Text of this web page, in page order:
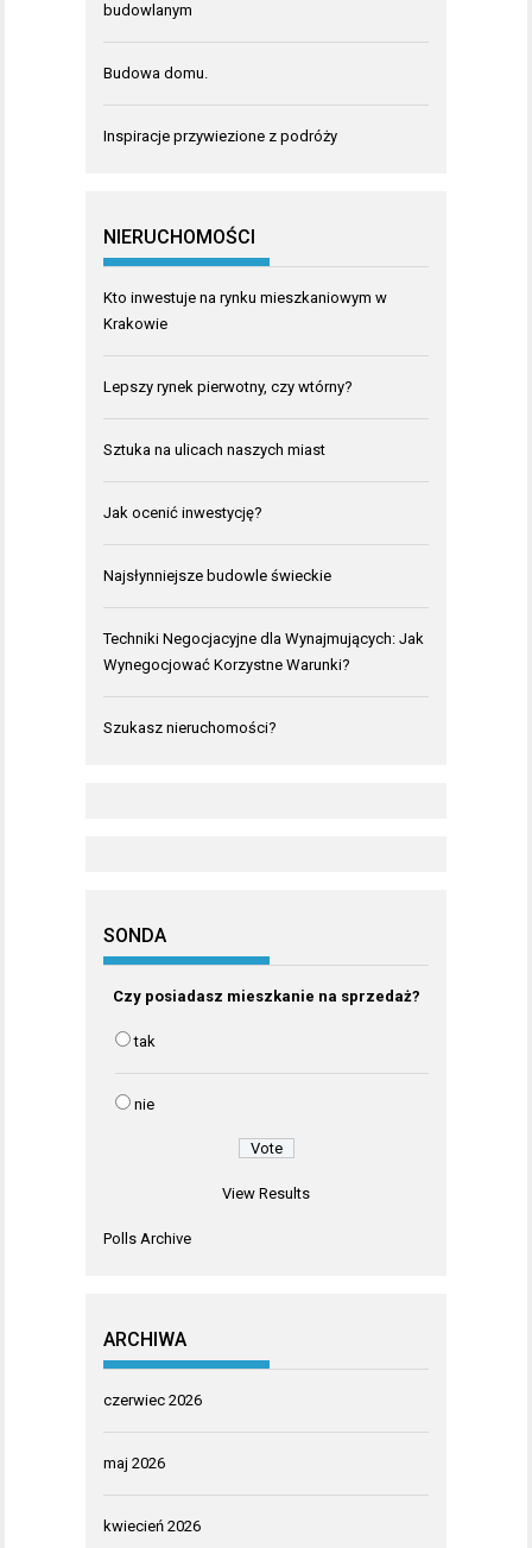
budowlanym
Budowa domu.
Inspiracje przywiezione z podróży
NIERUCHOMOŚCI
Kto inwestuje na rynku mieszkaniowym w
Krakowie
Lepszy rynek pierwotny, czy wtórny?
Sztuka na ulicach naszych miast
Jak ocenić inwestycję?
Najsłynniejsze budowle świeckie
Techniki Negocjacyjne dla Wynajmujących: Jak
Wynegocjować Korzystne Warunki?
Szukasz nieruchomości?
SONDA
Czy posiadasz mieszkanie na sprzedaż?
tak
nie
View Results
Polls Archive
ARCHIWA
czerwiec 2026
maj 2026
kwiecień 2026